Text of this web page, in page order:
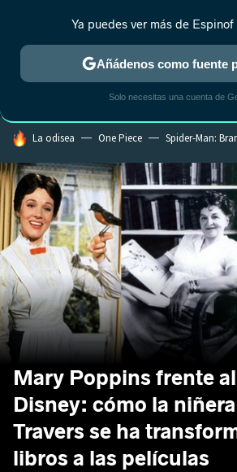
MENÚ
ESTRENOS REALITY ANIME
HOY SE HABLA DE
La odisea One Piece Spider-Man:
Mary Poppins frente
Disney: cómo la
Travers se ha
libros a las películas
Ya puedes ver más de
Añádenos como fuente
Solo necesitas una cuenta de